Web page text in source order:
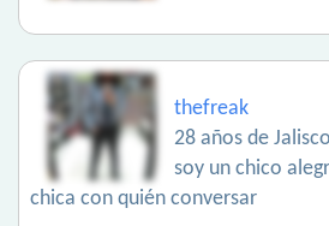
thefreak
28 años de
soy un chico
chica con quién conversar